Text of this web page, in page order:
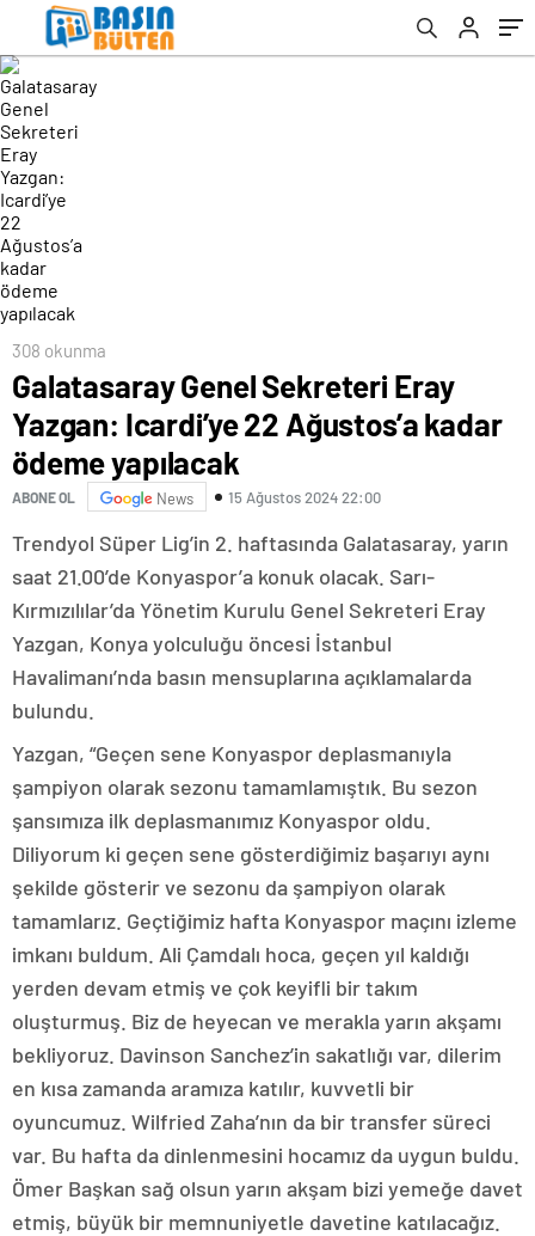
yapılacak
308 okunma
Galatasaray Genel Sekreteri Eray
Yazgan: Icardi’ye 22 Ağustos’a kadar
ödeme yapılacak
ABONE OL News 15 Ağustos 2024 22:00
Trendyol Süper Lig’in 2. haftasında Galatasaray, yarın
saat 21.00’de Konyaspor’a konuk olacak. Sarı-
Kırmızılılar’da Yönetim Kurulu Genel Sekreteri Eray
Yazgan, Konya yolculuğu öncesi İstanbul
Havalimanı’nda basın mensuplarına açıklamalarda
bulundu.
Yazgan, “Geçen sene Konyaspor deplasmanıyla
şampiyon olarak sezonu tamamlamıştık. Bu sezon
şansımıza ilk deplasmanımız Konyaspor oldu.
Diliyorum ki geçen sene gösterdiğimiz başarıyı aynı
şekilde gösterir ve sezonu da şampiyon olarak
tamamlarız. Geçtiğimiz hafta Konyaspor maçını izleme
imkanı buldum. Ali Çamdalı hoca, geçen yıl kaldığı
yerden devam etmiş ve çok keyifli bir takım
oluşturmuş. Biz de heyecan ve merakla yarın akşamı
bekliyoruz. Davinson Sanchez’in sakatlığı var, dilerim
en kısa zamanda aramıza katılır, kuvvetli bir
oyuncumuz. Wilfried Zaha’nın da bir transfer süreci
var. Bu hafta da dinlenmesini hocamız da uygun buldu.
Ömer Başkan sağ olsun yarın akşam bizi yemeğe davet
etmiş, büyük bir memnuniyetle davetine katılacağız.